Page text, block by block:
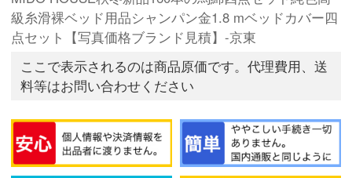
級糸滑裸ベッド用品シャンパン金1.8 mベッドカバー四
点セット【写真価格ブランド見積】-京東
ここで表示されるのは商品原価です。代理費用、送
料等はお問い合わせください